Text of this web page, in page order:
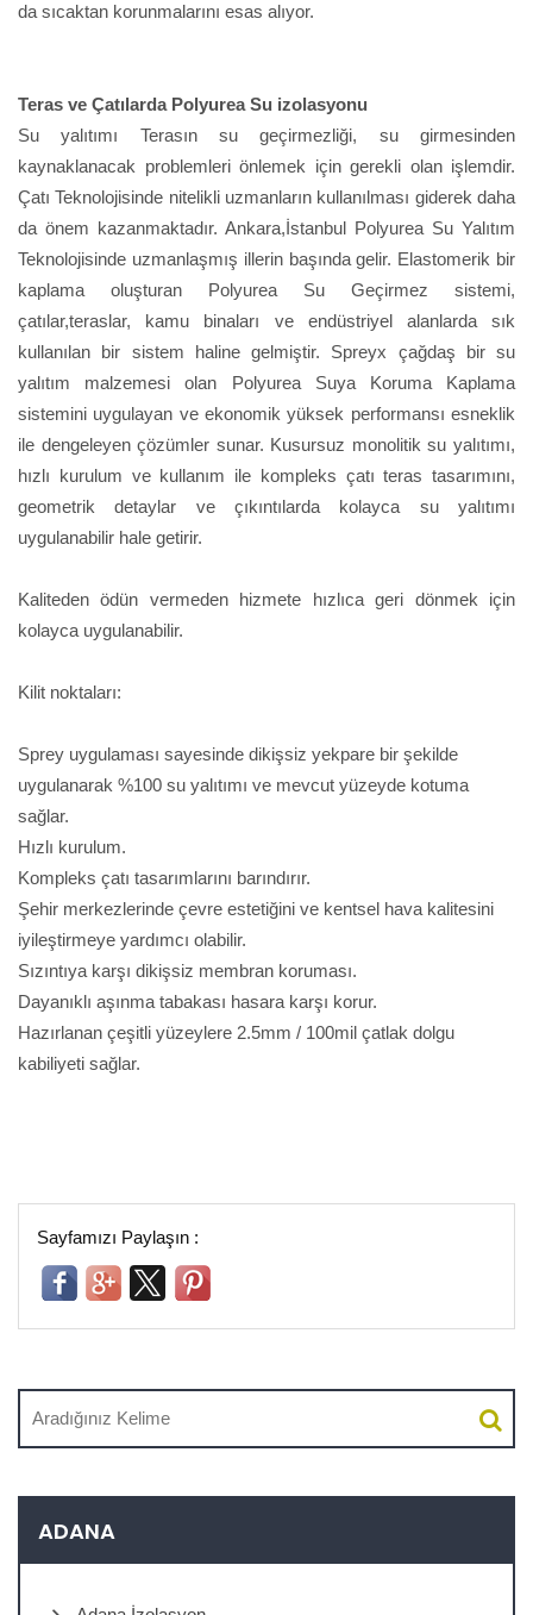
da sıcaktan korunmalarını esas alıyor.
Teras ve Çatılarda Polyurea Su izolasyonu
Su yalıtımı Terasın su geçirmezliği, su girmesinden
kaynaklanacak problemleri önlemek için gerekli olan işlemdir.
Çatı Teknolojisinde nitelikli uzmanların kullanılması giderek daha
da önem kazanmaktadır. Ankara,İstanbul Polyurea Su Yalıtım
Teknolojisinde uzmanlaşmış illerin başında gelir. Elastomerik bir
kaplama oluşturan Polyurea Su Geçirmez sistemi,
çatılar,teraslar, kamu binaları ve endüstriyel alanlarda sık
kullanılan bir sistem haline gelmiştir. Spreyx çağdaş bir su
yalıtım malzemesi olan Polyurea Suya Koruma Kaplama
sistemini uygulayan ve ekonomik yüksek performansı esneklik
ile dengeleyen çözümler sunar. Kusursuz monolitik su yalıtımı,
hızlı kurulum ve kullanım ile kompleks çatı teras tasarımını,
geometrik detaylar ve çıkıntılarda kolayca su yalıtımı
uygulanabilir hale getirir.
Kaliteden ödün vermeden hizmete hızlıca geri dönmek için
kolayca uygulanabilir.
Kilit noktaları:
Sprey uygulaması sayesinde dikişsiz yekpare bir şekilde
uygulanarak %100 su yalıtımı ve mevcut yüzeyde kotuma
sağlar.
Hızlı kurulum.
Kompleks çatı tasarımlarını barındırır.
Şehir merkezlerinde çevre estetiğini ve kentsel hava kalitesini
iyileştirmeye yardımcı olabilir.
Sızıntıya karşı dikişsiz membran koruması.
Dayanıklı aşınma tabakası hasara karşı korur.
Hazırlanan çeşitli yüzeylere 2.5mm / 100mil çatlak dolgu
kabiliyeti sağlar.
Sayfamızı Paylaşın :
ADANA